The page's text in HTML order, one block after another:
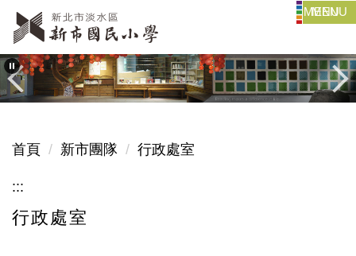
跳
到
主
要
內
區
MENU
首頁 新市團隊 行政處室
:::
行政處室